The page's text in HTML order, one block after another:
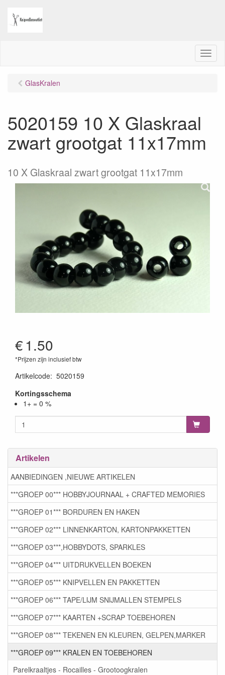
M
e
GlasKralen
5020159 10 X Glaskraal
zwart grootgat 11x17mm
10 X Glaskraal zwart grootgat 11x17mm
€1.50
*Prijzen zijn inclusief btw
Artikelcode: 5020159
Kortingsschema
1+ = 0 %
Artikelen
AANBIEDINGEN ,NIEUWE ARTIKELEN
***GROEP 00*** HOBBYJOURNAAL + CRAFTED MEMORIES
***GROEP 01*** BORDUREN EN HAKEN
***GROEP 02*** LINNENKARTON, KARTONPAKKETTEN
***GROEP 03***,HOBBYDOTS, SPARKLES
***GROEP 04*** UITDRUKVELLEN BOEKEN
***GROEP 05*** KNIPVELLEN EN PAKKETTEN
***GROEP 06*** TAPE/LIJM SNIJMALLEN STEMPELS
***GROEP 07*** KAARTEN +SCRAP TOEBEHOREN
***GROEP 08*** TEKENEN EN KLEUREN, GELPEN,MARKER
***GROEP 09*** KRALEN EN TOEBEHOREN
Parelkraaltjes - Rocailles - Grootoogkralen